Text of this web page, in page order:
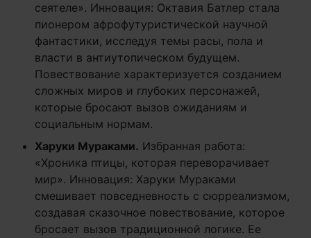
сеятеле». Инновация: Октавия Батлер стала
пионером афрофутуристической научной
фантастики, исследуя темы расы, пола и
власти в антиутопическом будущем.
Повествование характеризуется созданием
сложных миров и глубоких персонажей,
которые бросают вызов ожиданиям и
социальным нормам.
Харуки Мураками. Избранная работа:
«Хроника птицы, которая переворачивает
мир». Инновация: Харуки Мураками
смешивает повседневность с сюрреализмом,
создавая сказочное повествование, которое
бросает вызов традиционной логике. Ее